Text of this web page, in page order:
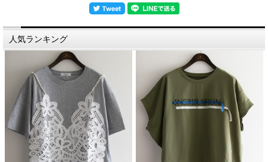
人気ランキング